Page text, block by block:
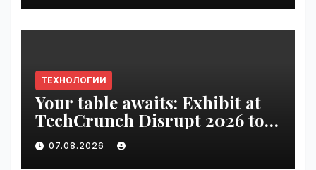
ТЕХНОЛОГИИ
Your table awaits: Exhibit at
TechCrunch Disrupt 2026 to
be seen by thousands |
VseTime.ru
07.08.2026